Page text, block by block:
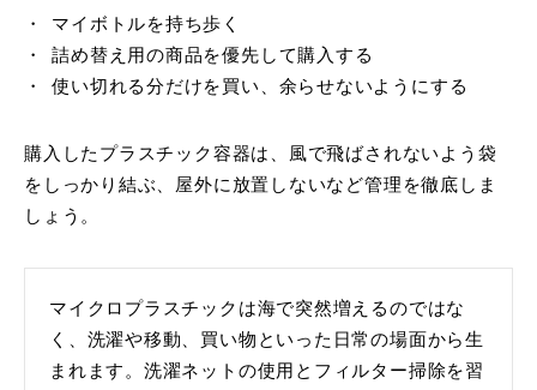
マイボトルを持ち歩く
詰め替え用の商品を優先して購入する
使い切れる分だけを買い、余らせないようにする
購入したプラスチック容器は、風で飛ばされないよう袋
をしっかり結ぶ、屋外に放置しないなど管理を徹底しま
しょう。
マイクロプラスチックは海で突然増えるのではな
く、洗濯や移動、買い物といった日常の場面から生
まれます。洗濯ネットの使用とフィルター掃除を習